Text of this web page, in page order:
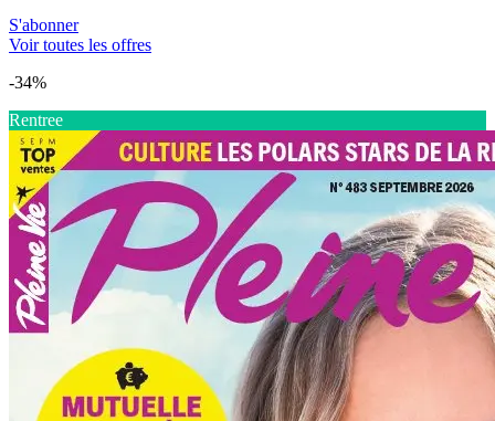
S'abonner
Voir toutes les offres
-34%
Rentree